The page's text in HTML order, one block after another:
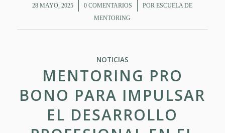
28 MAYO, 2025
/ 0 COMENTARIOS
/ PORESCUELA DE
MENTORING
NOTICIAS
MENTORING PRO
BONO PARA IMPULSAR
EL DESARROLLO